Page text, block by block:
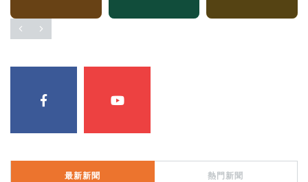
最新新聞 熱門新聞